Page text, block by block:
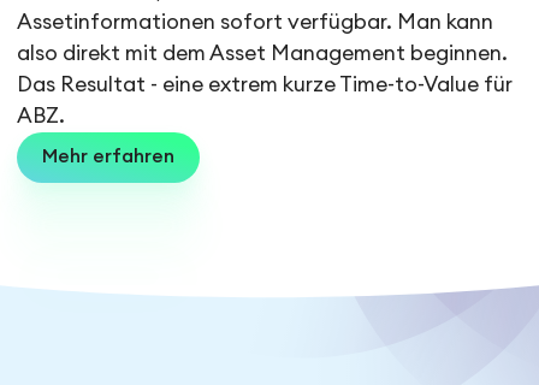
Assetinformationen sofort verfügbar. Man kann
also direkt mit dem Asset Management beginnen.
Das Resultat - eine extrem kurze Time-to-Value für
ABZ.
Mehr erfahren